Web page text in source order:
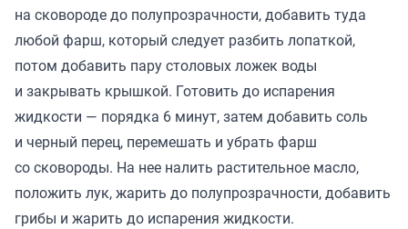
на сковороде до полупрозрачности, добавить туда
любой фарш, который следует разбить лопаткой,
потом добавить пару столовых ложек воды
и закрывать крышкой. Готовить до испарения
жидкости — порядка 6 минут, затем добавить соль
и черный перец, перемешать и убрать фарш
со сковороды. На нее налить растительное масло,
положить лук, жарить до полупрозрачности, добавить
грибы и жарить до испарения жидкости.